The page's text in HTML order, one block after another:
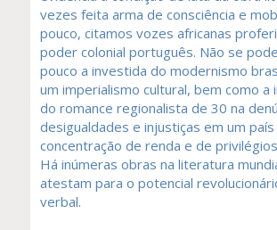
vezes feita arma de consciência e
pouco, citamos vozes africanas
poder colonial português. Não se
pouco a investida do modernismo
um imperialismo cultural, bem como a
do romance regionalista de 30 na
desigualdades e injustiças em um
concentração de renda e de
Há inúmeras obras na literatura
atestam para o potencial
verbal.